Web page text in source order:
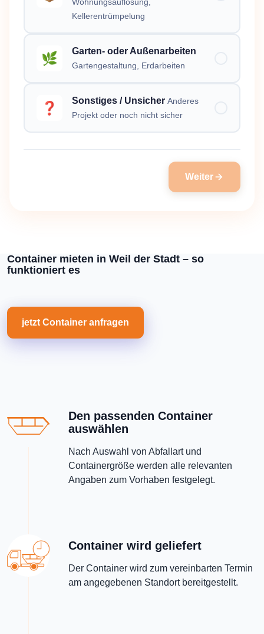
Wohnungsauflösung,
Kellerentrümpelung
🌿 Garten- oder Außenarbeiten
Gartengestaltung, Erdarbeiten
❓ Sonstiges / Unsicher Anderes
Projekt oder noch nicht sicher
Weiter
Container mieten in Weil der Stadt – so
funktioniert es
jetzt Container anfragen
Den passenden Container
auswählen
Nach Auswahl von Abfallart und
Containergröße werden alle relevanten
Angaben zum Vorhaben festgelegt.
Container wird geliefert
Der Container wird zum vereinbarten Termin
am angegebenen Standort bereitgestellt.